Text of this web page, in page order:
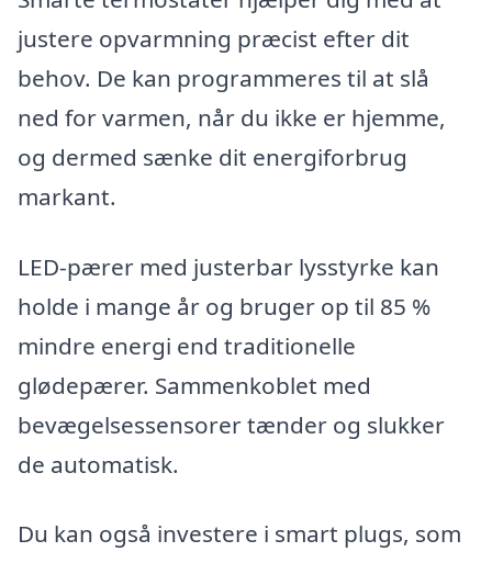
justere opvarmning præcist efter dit
behov. De kan programmeres til at slå
ned for varmen, når du ikke er hjemme,
og dermed sænke dit energiforbrug
markant.
LED-pærer med justerbar lysstyrke kan
holde i mange år og bruger op til 85 %
mindre energi end traditionelle
glødepærer. Sammenkoblet med
bevægelsessensorer tænder og slukker
de automatisk.
Du kan også investere i smart plugs, som